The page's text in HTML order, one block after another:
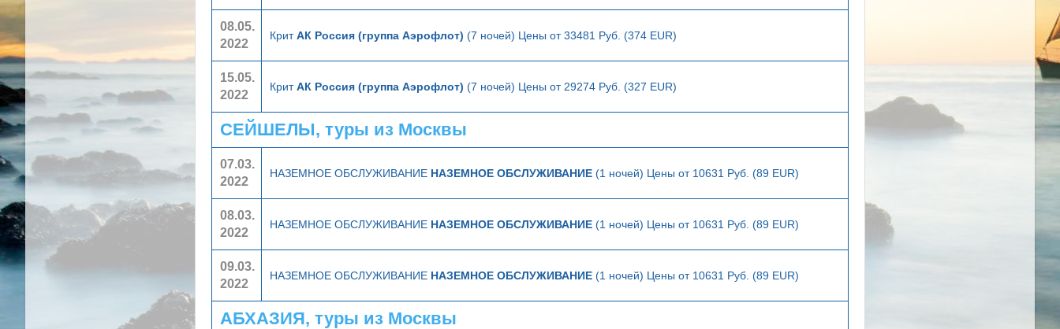
08.05.
2022
КритАК Россия (группа Аэрофлот) (7 ночей) Цены от 33481 Руб. (374 EUR)
15.05.
2022
КритАК Россия (группа Аэрофлот) (7 ночей) Цены от 29274 Руб. (327 EUR)
СЕЙШЕЛЫ, туры из Москвы
07.03.
2022
НАЗЕМНОЕ ОБСЛУЖИВАНИЕ НАЗЕМНОЕ ОБСЛУЖИВАНИЕ (1 ночей) Цены от 10631 Руб. (89 EUR)
08.03.
2022
НАЗЕМНОЕ ОБСЛУЖИВАНИЕ НАЗЕМНОЕ ОБСЛУЖИВАНИЕ (1 ночей) Цены от 10631 Руб. (89 EUR)
09.03.
2022
НАЗЕМНОЕ ОБСЛУЖИВАНИЕ НАЗЕМНОЕ ОБСЛУЖИВАНИЕ (1 ночей) Цены от 10631 Руб. (89 EUR)
АБХАЗИЯ, туры из Москвы